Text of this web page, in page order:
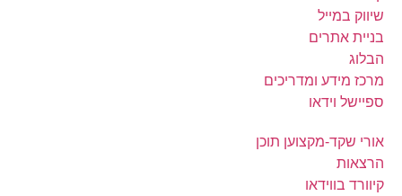
שיווק במייל
בניית אתרים
הבלוג
מרכז מידע ומדריכים
ספיישל וידאו
אורי שקד-מקצוען תוכן
הרצאות
קיוורד בווידאו